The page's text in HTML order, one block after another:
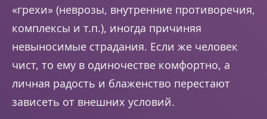
«грехи» (неврозы, внутренние противоречия,
комплексы и т.п.), иногда причиняя
невыносимые страдания. Если же человек
чист, то ему в одиночестве комфортно, а
личная радость и блаженство перестают
зависеть от внешних условий.